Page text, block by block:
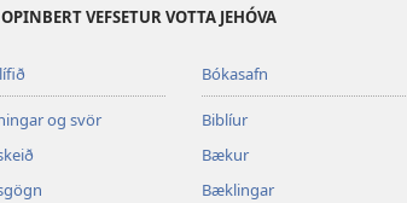
VEFSETUR VOTTA JEHÓVA
og svör
Bókasafn
Biblíur
Bækur
Bæklingar